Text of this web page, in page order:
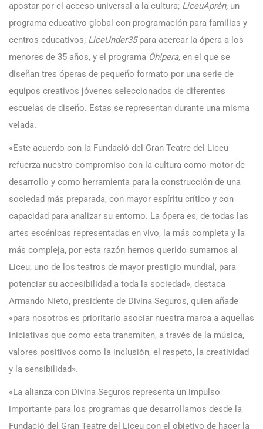
apostar por el acceso universal a la cultura; LiceuAprèn, un
programa educativo global con programación para familias y
centros educativos; LiceUnder35para acercar la ópera a los
menores de 35 años, y el programa Òh!pera, en el que se
diseñan tres óperas de pequeño formato por una serie de
equipos creativos jóvenes seleccionados de diferentes
escuelas de diseño. Estas se representan durante una misma
velada.
«Este acuerdo con la Fundació del Gran Teatre del Liceu
refuerza nuestro compromiso con la cultura como motor de
desarrollo y como herramienta para la construcción de una
sociedad más preparada, con mayor espíritu crítico y con
capacidad para analizar su entorno. La ópera es, de todas las
artes escénicas representadas en vivo, la más completa y la
más compleja, por esta razón hemos querido sumarnos al
Liceu, uno de los teatros de mayor prestigio mundial, para
potenciar su accesibilidad a toda la sociedad», destaca
Armando Nieto, presidente de Divina Seguros, quien añade
«para nosotros es prioritario asociar nuestra marca a aquellas
iniciativas que como esta transmiten, a través de la música,
valores positivos como la inclusión, el respeto, la creatividad
y la sensibilidad».
«La alianza con Divina Seguros representa un impulso
importante para los programas que desarrollamos desde la
Fundació del Gran Teatre del Liceu con el objetivo de hacer la